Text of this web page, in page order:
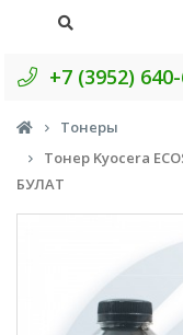
+7 (3952)
Тонеры
Тонер Kyocera
БУЛАТ